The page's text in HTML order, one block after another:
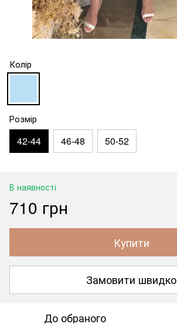
Колір
Розмір
42-44 46-48 50-52
В наявності
710 грн
Купити
Замовити швидко
До обраного